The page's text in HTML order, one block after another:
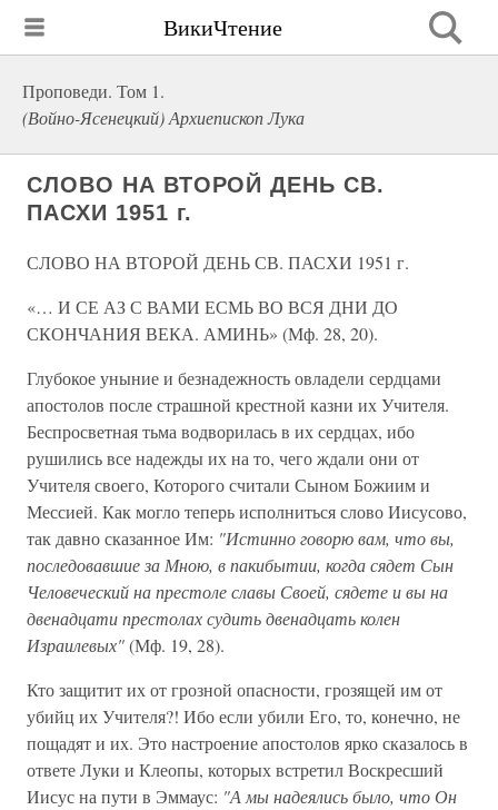
ВикиЧтение
Проповеди. Том 1.
(Войно-Ясенецкий) Архиепископ Лука
СЛОВО НА ВТОРОЙ ДЕНЬ СВ.
ПАСХИ 1951 г.
СЛОВО НА ВТОРОЙ ДЕНЬ СВ. ПАСХИ 1951 г.
«… И СЕ АЗ С ВАМИ ЕСМЬ ВО ВСЯ ДНИ ДО
СКОНЧАНИЯ ВЕКА. АМИНЬ» (Мф. 28, 20).
Глубокое уныние и безнадежность овладели сердцами
апостолов после страшной крестной казни их Учителя.
Беспросветная тьма водворилась в их сердцах, ибо
рушились все надежды их на то, чего ждали они от
Учителя своего, Которого считали Сыном Божиим и
Мессией. Как могло теперь исполниться слово Иисусово,
так давно сказанное Им: "Истинно говорю вам, что вы,
последовавшие за Мною, в пакибытии, когда сядет Сын
Человеческий на престоле славы Своей, сядете и вы на
двенадцати престолах судить двенадцать колен
Израилевых"(Мф. 19, 28).
Кто защитит их от грозной опасности, грозящей им от
убийц их Учителя?! Ибо если убили Его, то, конечно, не
пощадят и их. Это настроение апостолов ярко сказалось в
ответе Луки и Клеопы, которых встретил Воскресший
Иисус на пути в Эммаус: "А мы надеялись было, что Он